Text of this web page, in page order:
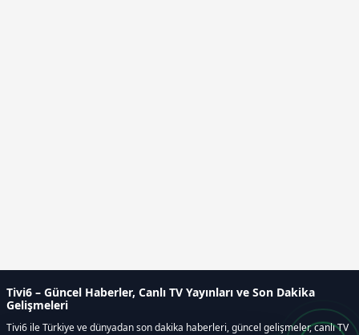
Tivi6 – Güncel Haberler, Canlı TV Yayınları ve Son Dakika
Gelişmeleri
Tivi6 ile Türkiye ve dünyadan son dakika haberleri, güncel gelişmeler, canlı TV